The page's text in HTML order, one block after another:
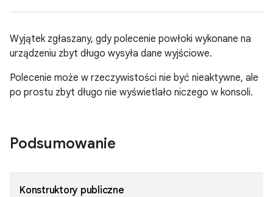
Wyjątek zgłaszany, gdy polecenie powłoki wykonane na
urządzeniu zbyt długo wysyła dane wyjściowe.
Polecenie może w rzeczywistości nie być nieaktywne, ale
po prostu zbyt długo nie wyświetlało niczego w konsoli.
Podsumowanie
Konstruktory publiczne